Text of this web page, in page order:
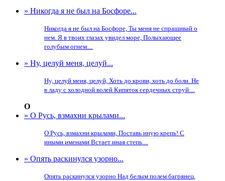
» Никогда я не был на Босфоре...
Никогда я не был на Босфоре, Ты меня не спрашивай о
нем. Я в твоих глазах увидел море, Полыхающее
голубым огнем....
» Ну, целуй меня, целуй...
Ну, целуй меня, целуй, Хоть до крови, хоть до боли. Не
в ладу с холодной волей Кипяток сердечных струй....
О
» О Русь, взмахни крылами...
О Русь, взмахни крылами, Поставь иную крепь! С
иными именами Встает иная степь....
» Опять раскинулся узорно...
Опять раскинулся узорно Над белым полем багрянец,